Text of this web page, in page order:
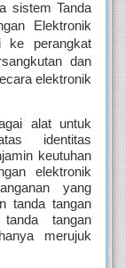
sistem Tanda
Elektronik
ke perangkat
dan
elektronik
alat untuk
identitas
keutuhan
elektronik
yang
tanda tangan
tangan
merujuk